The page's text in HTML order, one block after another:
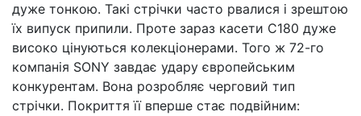
дуже тонкою. Такі стрічки часто рвалися і зрештою
їх випуск припили. Проте зараз касети С180 дуже
високо цінуються колекціонерами. Того ж 72-го
компанія SONY завдає удару європейським
конкурентам. Вона розробляє черговий тип
стрічки. Покриття її вперше стає подвійним: